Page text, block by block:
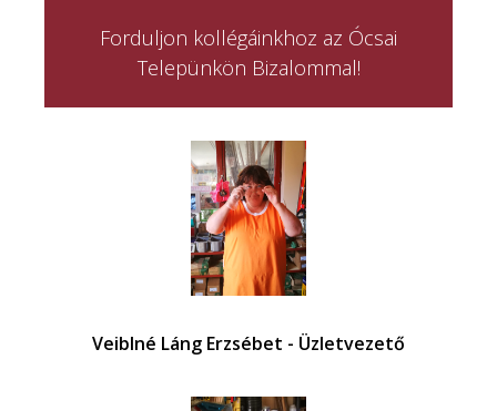
Forduljon kollégáinkhoz az Ócsai
Telepünkön Bizalommal!
Veiblné Láng Erzsébet - Üzletvezető